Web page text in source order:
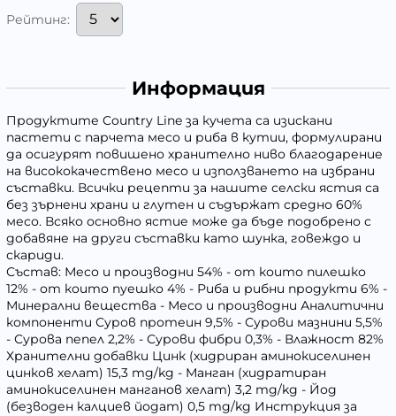
Рейтинг:
Информация
Продуктите Country Line за кучета са изискани
пастети с парчета месо и риба в кутии, формулирани
да осигурят повишено хранително ниво благодарение
на висококачествено месо и използването на избрани
съставки. Всички рецепти за нашите селски ястия са
без зърнени храни и глутен и съдържат средно 60%
месо. Всяко основно ястие може да бъде подобрено с
добавяне на други съставки като шунка, говеждо и
скариди.
Състав: Месо и производни 54% - от които пилешко
12% - от които пуешко 4% - Риба и рибни продукти 6% -
Минерални вещества - Месо и производни Аналитични
компоненти Суров протеин 9,5% - Сурови мазнини 5,5%
- Сурова пепел 2,2% - Сурови фибри 0,3% - Влажност 82%
Хранителни добавки Цинк (хидриран аминокиселинен
цинков хелат) 15,3 mg/kg - Манган (хидратиран
аминокиселинен манганов хелат) 3,2 mg/kg - Йод
(безводен калциев йодат) 0,5 mg/kg Инструкция за